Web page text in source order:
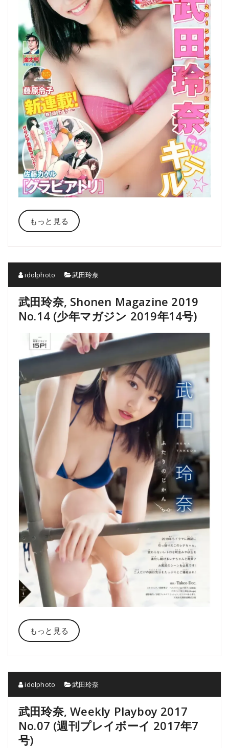
もっと見る
idolphoto 武田玲奈
武田玲奈, Shonen Magazine 2019
No.14 (少年マガジン 2019年14号)
もっと見る
idolphoto 武田玲奈
武田玲奈, Weekly Playboy 2017
No.07 (週刊プレイボーイ 2017年7
号)